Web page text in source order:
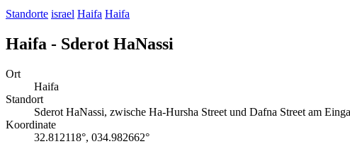
Standorte israel Haifa Haifa
Haifa - Sderot HaNassi
Ort
Haifa
Standort
Sderot HaNassi, zwische Ha-Hursha Street und Dafna Street am
Koordinate
32.812118°, 034.982662°